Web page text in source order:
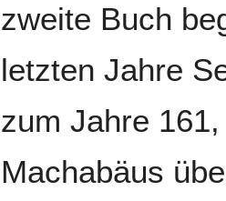
zweite Buch
letzten Jahre
zum Jahre
Machabäus